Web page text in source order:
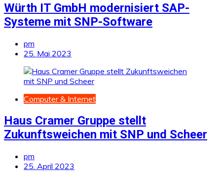
Würth IT GmbH modernisiert SAP-
Systeme mit SNP-Software
pm
25. Mai 2023
Computer & Internet
Haus Cramer Gruppe stellt
Zukunftsweichen mit SNP und Scheer
pm
25. April 2023